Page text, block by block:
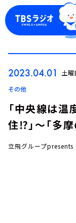
2023.04.01 土曜
その他
「中央線は温
住⁉︎」～「多摩
立飛グループ